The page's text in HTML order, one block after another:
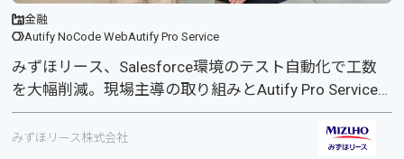
金融
Autify NoCode WebAutify Pro Service
みずほリース、Salesforce環境のテスト自動化で工数
を大幅削減。現場主導の取り組みとAutify Pro Service
の併用でテストケースの6割以上を自動化し、開発ス
ピードを向上。
みずほリース株式会社